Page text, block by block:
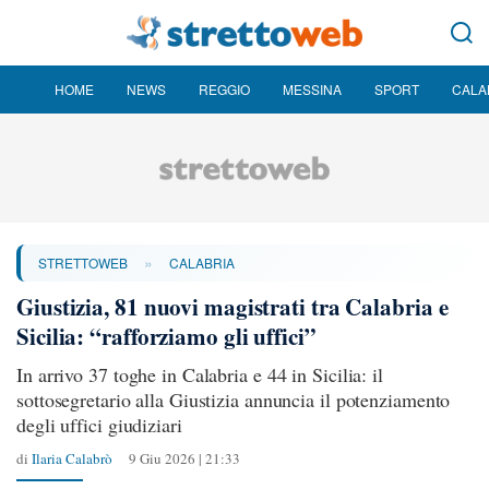
HOME NEWS REGGIO MESSINA SPORT
STRETTOWEB » CALABRIA
Giustizia, 81 nuovi magistrati tra Calabria e
Sicilia: “rafforziamo gli uffici”
In arrivo 37 toghe in Calabria e 44 in Sicilia: il
sottosegretario alla Giustizia annuncia il potenziamento
degli uffici giudiziari
di Ilaria Calabrò 9 Giu 2026 | 21:33